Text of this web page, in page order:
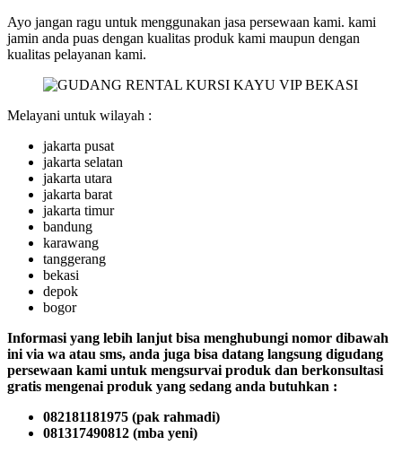
Ayo jangan ragu untuk menggunakan jasa persewaan kami. kami
jamin anda puas dengan kualitas produk kami maupun dengan
kualitas pelayanan kami.
Melayani untuk wilayah :
jakarta pusat
jakarta selatan
jakarta utara
jakarta barat
jakarta timur
bandung
karawang
tanggerang
bekasi
depok
bogor
Informasi yang lebih lanjut bisa menghubungi nomor dibawah
ini via wa atau sms, anda juga bisa datang langsung digudang
persewaan kami untuk mengsurvai produk dan berkonsultasi
gratis mengenai produk yang sedang anda butuhkan :
082181181975 (pak rahmadi)
081317490812 (mba yeni)